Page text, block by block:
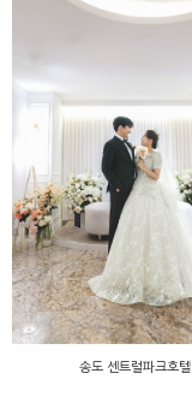
송도 센트럴파크호텔